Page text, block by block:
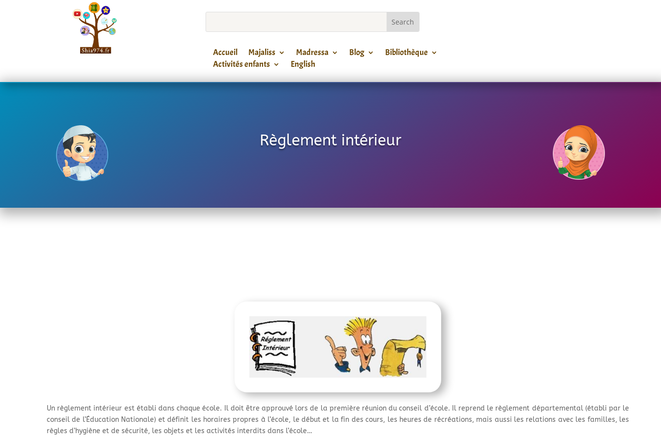
Accueil Majaliss Madressa Blog
Bibliothèque
Activités enfants
English
Règlement intérieur
Un règlement intérieur est établi dans chaque école. Il doit être approuvé lors de la première réunion du conseil d’école. Il reprend le règlement départemental (établi par le
conseil de l’Éducation Nationale) et définit les horaires propres à l’école, le début et la fin des cours, les heures de récréations, mais aussi les relations avec les familles, les
règles d’hygiène et de sécurité, les objets et les activités interdits dans l’école…